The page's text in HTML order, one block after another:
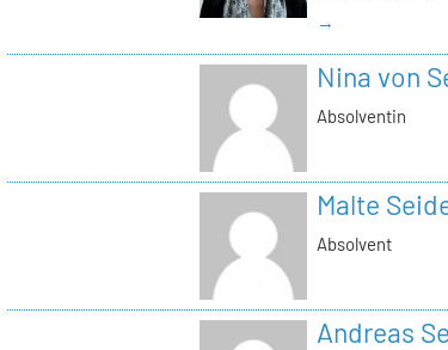
→
Nina von
Absolventin
Malte
Absolvent
Andreas